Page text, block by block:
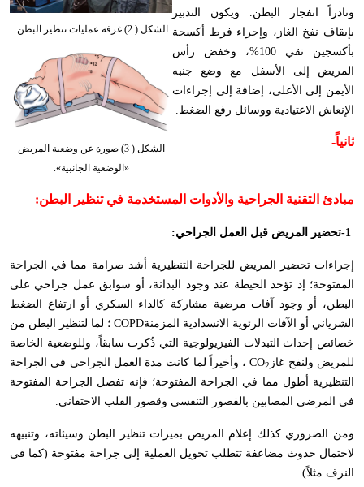
الشكل ( 2) غرفة عمليات تنظير البطن.
الشكل ( 3) صورة عن وضعية المريض
«الوضعية الجانبية».
ونادراً انفجار البطن. ويكون التدبير
بإيقاف نفخ الغاز، وإجراء فرط أكسجة
بأكسجين نقي 100%، وخفض رأس
المريض إلى الأسفل مع وضع جنبه
الأيمن إلى الأعلى، إضافة إلى إجراءات
الإنعاش الاعتيادية ووسائل رفع الضغط.
ثانياً-
مبادئ التقنية الجراحية والأدوات المستخدمة في تنظير البطن:
-1تحضير المريض قبل العمل الجراحي:
إجراءات تحضير المريض للجراحة التنظيرية أشد صرامة مما في الجراحة
المفتوحة؛ إذ تؤخذ الحيطة عند وجود البدانة، أو سوابق عمل جراحي على
البطن، أو وجود آفات مرضية مشاركة كالداء السكري أو ارتفاع الضغط
الشرياني أو الآفات الرئوية الانسدادية المزمنةCOPD ؛ لما لتنظير البطن من
خصائص إحداث التبدلات الفيزيولوجية التي ذُكرت سابقاً، وللوضعية الخاصة
للمريض ولنفخ غاز
CO2
، وأخيراً لما كانت مدة العمل الجراحي في الجراحة
التنظيرية أطول مما في الجراحة المفتوحة؛ فإنه تفضل الجراحة المفتوحة
في المرضى المصابين بالقصور التنفسي وقصور القلب الاحتقاني.
ومن الضروري كذلك إعلام المريض بميزات تنظير البطن وسيئاته، وتنبيهه
لاحتمال حدوث مضاعفة تتطلب تحويل العملية إلى جراحة مفتوحة (كما في
النزف مثلاً).